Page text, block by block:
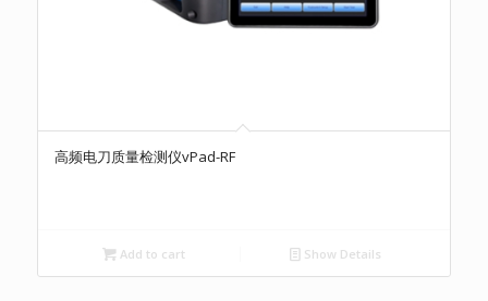
高频电刀质量检测仪vPad-RF
Add to cart Show Details